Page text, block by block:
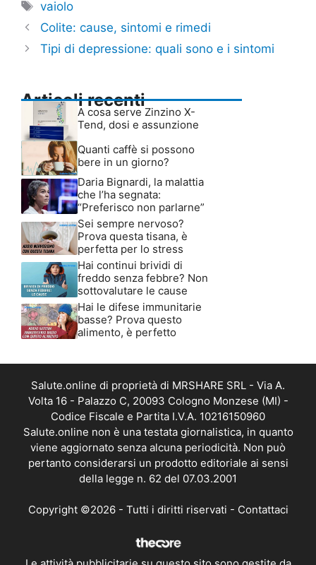
Tag
vaiolo
Colite: cause, sintomi e rimedi
Tipi di depressione: quali sono e i sintomi
Articoli recenti
A cosa serve Zinzino X-
Tend, dosi e assunzione
Quanti caffè si possono
bere in un giorno?
Daria Bignardi, la malattia
che l’ha segnata:
“Preferisco non parlarne”
Sei sempre nervoso?
Prova questa tisana, è
perfetta per lo stress
Hai continui brividi di
freddo senza febbre? Non
sottovalutare le cause
Hai le difese immunitarie
basse? Prova questo
alimento, è perfetto
Salute.online di proprietà di MRSHARE SRL - Via A.
Volta 16 - Palazzo C, 20093 Cologno Monzese (MI) -
Codice Fiscale e Partita I.V.A. 10216150960
Salute.online non è una testata giornalistica, in quanto
viene aggiornato senza alcuna periodicità. Non può
pertanto considerarsi un prodotto editoriale ai sensi
della legge n. 62 del 07.03.2001
Copyright ©2026 - Tutti i diritti riservati - Contattaci